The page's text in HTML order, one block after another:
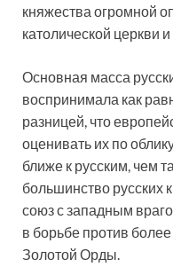
княжества огромной
католической церкви
Основная масса
воспринимала как
разницей, что
оценивать их по
ближе к русским, чем
большинство русских
союз с западным
в борьбе против
Золотой Орды.